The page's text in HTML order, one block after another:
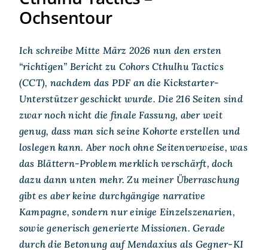
Ochsentour
Ich schreibe Mitte März 2026 nun den ersten
“richtigen” Bericht zu Cohors Cthulhu Tactics
(CCT), nachdem das PDF an die Kickstarter-
Unterstützer geschickt wurde. Die 216 Seiten sind
zwar noch nicht die finale Fassung, aber weit
genug, dass man sich seine Kohorte erstellen und
loslegen kann. Aber noch ohne Seitenverweise, was
das Blättern-Problem merklich verschärft, doch
dazu dann unten mehr. Zu meiner Überraschung
gibt es aber keine durchgängige narrative
Kampagne, sondern nur einige Einzelszenarien,
sowie generisch generierte Missionen. Gerade
durch die Betonung auf Mendaxius als Gegner-KI